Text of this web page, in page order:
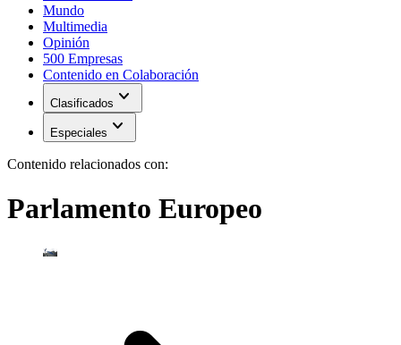
Mundo
Multimedia
Opinión
500 Empresas
Contenido en Colaboración
Clasificados expand_more
Especiales expand_more
Contenido relacionados con:
Parlamento Europeo